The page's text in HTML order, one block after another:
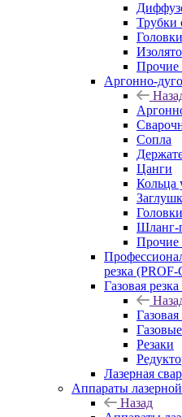
Трубки
Прочие
Аргонно-
Сопла
Цанги
Кольца
Шланг-
Прочие
резка
Газовая
Газовая
Резаки
Лазерная
Аппараты
Назад